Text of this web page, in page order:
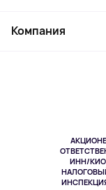
ИНН/КИО
Косметика и уход
Здоровье питомцев
Как заказать
Компания